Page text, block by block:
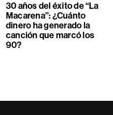
30 años del éxito de “La
Macarena”: ¿Cuánto
dinero ha generado la
canción que marcó los
90?